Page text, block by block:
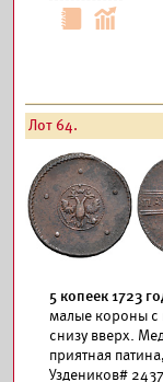
Лот 64.
5 копеек 1723
малые короны с
снизу вверх.
приятная
Уздеников#